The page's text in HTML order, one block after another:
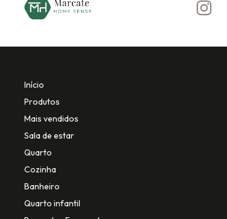
Início
Produtos
Mais vendidos
Sala de estar
Quarto
Cozinha
Banheiro
Quarto infantil